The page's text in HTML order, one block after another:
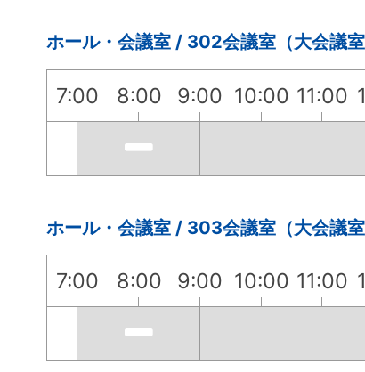
ホール・会議室 / 302会議室（大会議室
7:00 8:00 9:00 10:00 11:00
ホール・会議室 / 303会議室（大会議室
7:00 8:00 9:00 10:00 11:00